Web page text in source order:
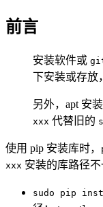
前言
安装软件或
下安装或存放
另外，apt 安
xxx 代替旧的
使用 pip 安装库时，
xxx 安装的库路径不
sudo pip